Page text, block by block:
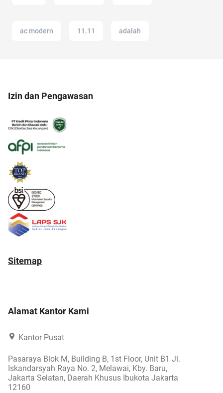
ac modern 11.11 adalah
Izin dan Pengawasan
Sitemap
Alamat Kantor Kami
Kantor Pusat
Pasaraya Blok M, Building B, 1st Floor, Unit B1 Jl.
Iskandarsyah Raya No. 2, Melawai, Kby. Baru,
Jakarta Selatan, Daerah Khusus Ibukota Jakarta
12160